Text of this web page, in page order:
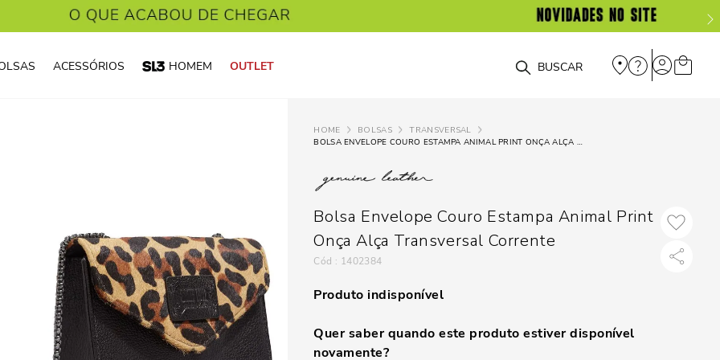
ACESSÓRIOS HOMEM OUTLET O que você está procurando?
BOLSAS
TRANSVERSAL
BOLSA ENVELOPE COURO ESTAMPA ANIMAL PRINT ONÇA ALÇA TRANSVERSAL CORRENTE
Bolsa Envelope Couro Estampa Animal Print
Onça Alça Transversal Corrente
: 1402384
Produto indisponível
Quer saber quando este produto estiver disponível
novamente?